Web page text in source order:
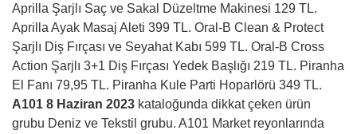
Aprilla Şarjlı Saç ve Sakal Düzeltme Makinesi 129 TL.
Aprilla Ayak Masaj Aleti 399 TL. Oral-B Clean & Protect
Şarjlı Diş Fırçası ve Seyahat Kabı 599 TL. Oral-B Cross
Action Şarjlı 3+1 Diş Fırçası Yedek Başlığı 219 TL. Piranha
El Fanı 79,95 TL. Piranha Kule Parti Hoparlörü 349 TL.
A101 8 Haziran 2023 kataloğunda dikkat çeken ürün
grubu Deniz ve Tekstil grubu. A101 Market reyonlarında